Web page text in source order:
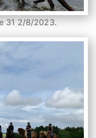
31 2/8/2023.